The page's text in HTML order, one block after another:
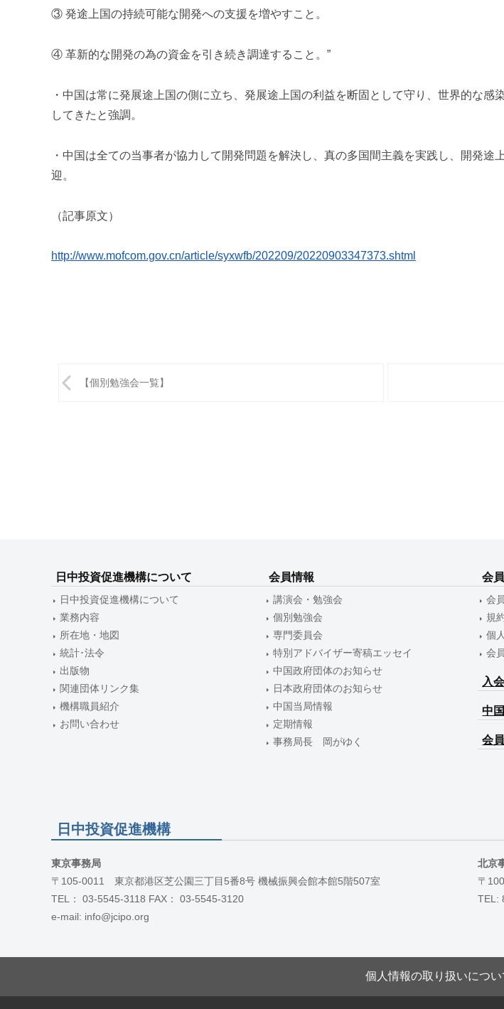
③ 発途上国の持続可能な開発への支援を増やすこと。
④ 革新的な開発の為の資金を引き続き調達すること。”
・中国は常に発展途上国の側に立ち、 発展途上国の利益を断固として守り、 世界的な感
してきたと強調。
・中国は全ての当事者が協力して開発問題を解決し、 真の多国間主義を実践し、
開発途
迎。
（記事原文）
http://www.mofcom.gov.cn/article/syxwfb/202209/20220903347373.shtml
投
ン
【個別勉強会一覧】
日中投資促進機構について
日中投資促進機構について
業務内容
所在地・地図
統計･法令
出版物
関連団体リンク集
機構職員紹介
お問い合わせ
会員情報
講演会・勉強会
個別勉強会
専門委員会
特別アドバイザー寄稿エッセイ
中国政府団体のお知らせ
日本政府団体のお知らせ
中国当局情報
定期情報
事務局長 岡がゆく
会
会
規
個
会
入
中
会
日中投資促進機構
東京事務局
〒105-0011 東京都港区芝公園三丁目5番8号 機械振興会館本館5階507室
TEL： 03-5545-3118 FAX： 03-5545-3120
e-mail: info@jcipo.org
北京
〒
TEL:
個人情報の取り扱いについ